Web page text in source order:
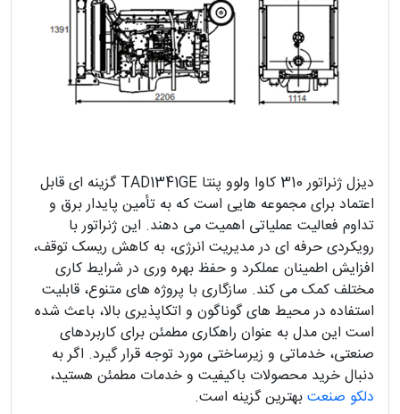
دیزل ژنراتور 310 کاوا ولوو پنتا TAD1341GE گزینه ای قابل
اعتماد برای مجموعه هایی است که به تأمین پایدار برق و
تداوم فعالیت عملیاتی اهمیت می دهند. این ژنراتور با
رویکردی حرفه ای در مدیریت انرژی، به کاهش ریسک توقف،
افزایش اطمینان عملکرد و حفظ بهره وری در شرایط کاری
مختلف کمک می کند. سازگاری با پروژه های متنوع، قابلیت
استفاده در محیط های گوناگون و اتکاپذیری بالا، باعث شده
است این مدل به عنوان راهکاری مطمئن برای کاربردهای
صنعتی، خدماتی و زیرساختی مورد توجه قرار گیرد. اگر به
دنبال خرید محصولات باکیفیت و خدمات مطمئن هستید،
دلکو صنعتبهترین گزینه است.